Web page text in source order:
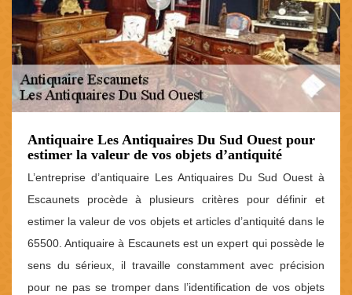
Antiquaire Les Antiquaires Du Sud Ouest pour
estimer la valeur de vos objets d’antiquité
L’entreprise d’antiquaire Les Antiquaires Du Sud Ouest à
Escaunets procède à plusieurs critères pour définir et
estimer la valeur de vos objets et articles d’antiquité dans le
65500. Antiquaire à Escaunets est un expert qui possède le
sens du sérieux, il travaille constamment avec précision
pour ne pas se tromper dans l’identification de vos objets